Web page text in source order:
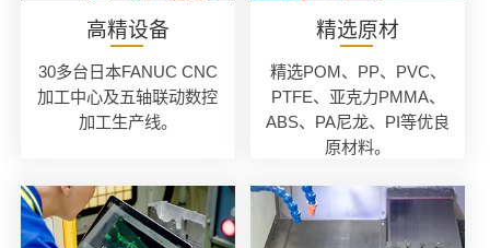
高精设备
30多台日本FANUC CNC
加工中心及五轴联动数控
加工生产线。
精选原材
精选POM、PP、PVC、
PTFE、亚克力PMMA、
ABS、PA尼龙、PI等优良
原材料。